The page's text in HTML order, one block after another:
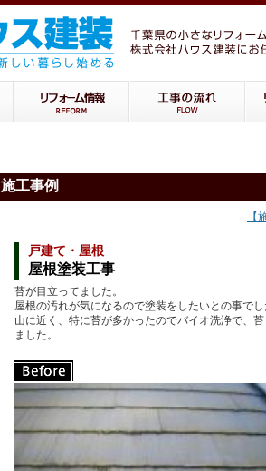
施工事例
【
戸建て・屋根
屋根塗装工事
苔が目立ってました。
屋根の汚れが気になるので塗装をしたいとの事で
山に近く、特に苔が多かったのでバイオ洗浄で、
ました。